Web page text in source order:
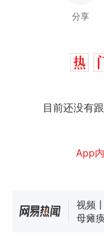
分享
目前还没有
App
全部
全
线一
的抢
视频
母瘫
大雨